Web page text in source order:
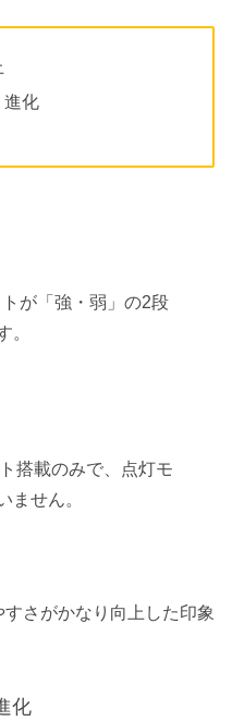
進化
が「強・弱」の2段
。
搭載のみで、点灯モ
ません。
すさがかなり向上した印象
化